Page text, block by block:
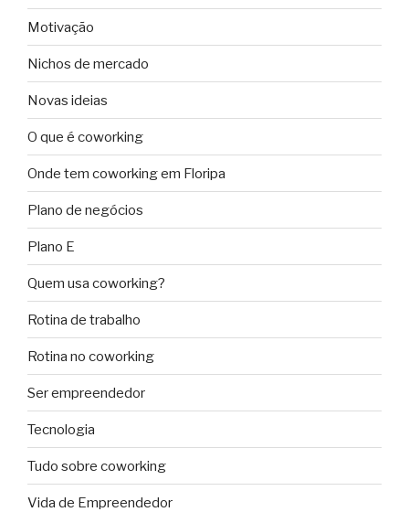
Motivação
Nichos de mercado
Novas ideias
O que é coworking
Onde tem coworking em Floripa
Plano de negócios
Plano E
Quem usa coworking?
Rotina de trabalho
Rotina no coworking
Ser empreendedor
Tecnologia
Tudo sobre coworking
Vida de Empreendedor